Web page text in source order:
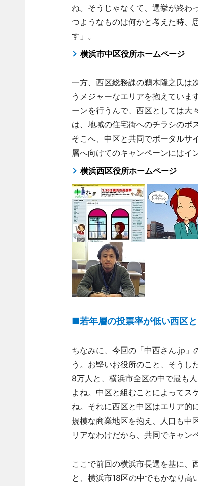
ね。そうじゃなくて、選挙が終わ
つようなものは何かと考えた時、
す」。
横浜市中区役所ホームページ
一方、西区総務課の鵜木隆之氏は
うメジャーなエリアを抱えてい
ーンを行うんで、西区としては大
は、地域の住宅街へのチラシのポ
そこへ、中区と共同でポータル
層へ向けてのキャンペーンにはイ
横浜西区役所ホームページ
■若年層の投票率が低い西区
ちなみに、今回の「中西さん.jp」
う。お堅いお役所のこと、そうし
8万人と、横浜市全区の中で最も
よね。中区と組むことによってス
ね。それに西区と中区はエリア的
規模な商業地区を抱え、人口も中
リアなわけだから、共同でキャン
ここで前回の横浜市長選を基に、
と、横浜市18区の中でもかなり